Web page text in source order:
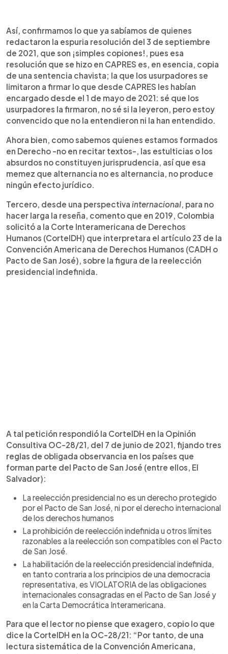
Así, confirmamos lo que ya sabíamos de quienes
redactaron la espuria resolución del 3 de septiembre
de 2021, que son ¡simples copiones!, pues esa
resolución que se hizo en CAPRES es, en esencia, copia
de una sentencia chavista; la que los usurpadores se
limitaron a firmar lo que desde CAPRES les habían
encargado desde el 1 de mayo de 2021: sé que los
usurpadores la firmaron, no sé si la leyeron, pero estoy
convencido que no la entendieron ni la han entendido.
Ahora bien, como sabemos quienes estamos formados
en Derecho -no en recitar textos-, las estulticias o los
absurdos no constituyen jurisprudencia, así que esa
memez que alternancia no es alternancia, no produce
ningún efecto jurídico.
Tercero, desde una perspectiva internacional, para no
hacer larga la reseña, comento que en 2019, Colombia
solicitó a la Corte Interamericana de Derechos
Humanos (CorteIDH) que interpretara el artículo 23 de la
Convención Americana de Derechos Humanos (CADH o
Pacto de San José), sobre la figura de la reelección
presidencial indefinida.
A tal petición respondió la CorteIDH en la Opinión
Consultiva OC-28/21, del 7 de junio de 2021, fijando tres
reglas de obligada observancia en los países que
forman parte del Pacto de San José (entre ellos, El
Salvador):
La reelección presidencial no es un derecho protegido
por el Pacto de San José, ni por el derecho internacional
de los derechos humanos
La prohibición de reelección indefinida u otros límites
razonables a la reelección son compatibles con el Pacto
de San José.
La habilitación de la reelección presidencial indefinida,
en tanto contraria a los principios de una democracia
representativa, es VIOLATORIA de las obligaciones
internacionales consagradas en el Pacto de San José y
en la Carta Democrática Interamericana.
Para que el lector no piense que exagero, copio lo que
dice la CorteIDH en la OC-28/21: “Por tanto, de una
lectura sistemática de la Convención Americana,